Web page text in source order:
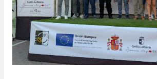
institucional
y
el
compromiso
del